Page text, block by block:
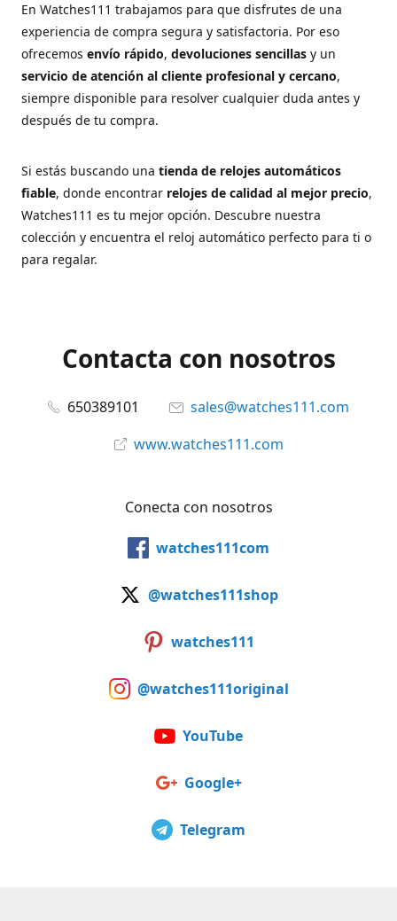
En Watches111 trabajamos para que disfrutes de una
experiencia de compra segura y satisfactoria. Por eso
ofrecemos envío rápido, devoluciones sencillas y un
servicio de atención al cliente profesional y cercano,
siempre disponible para resolver cualquier duda antes y
después de tu compra.
Si estás buscando una tienda de relojes automáticos
fiable, donde encontrar relojes de calidad al mejor precio,
Watches111 es tu mejor opción. Descubre nuestra
colección y encuentra el reloj automático perfecto para ti o
para regalar.
Contacta con nosotros
650389101
sales@watches111.com
www.watches111.com
Conecta con nosotros
watches111com
@watches111shop
watches111
@watches111original
YouTube
Google+
Telegram